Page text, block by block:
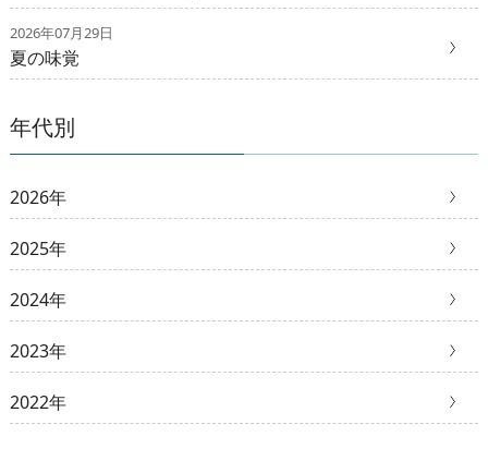
2026年07月29日
夏の味覚
年代別
2026年
2025年
2024年
2023年
2022年